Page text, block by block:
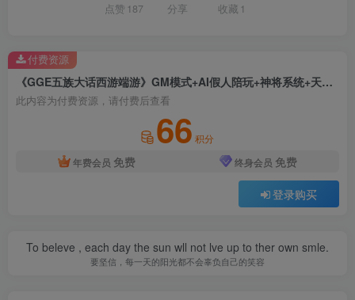
点赞 187 分享 收藏 1
《GGE五族大话西游端游》GM模式+AI假人陪玩+神将系统+天演策系统+详细教程+单机一键端
此内容为付费资源，请付费后查看
66 积分
年费会员 免费 终身会员 免费
登录购买
付费资源
To beleve , each day the sun wll not lve up to ther own smle.
要坚信，每一天的阳光都不会辜负自己的笑容